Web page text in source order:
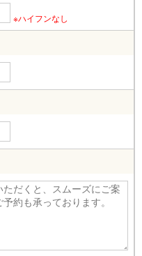
※ハイフンなし